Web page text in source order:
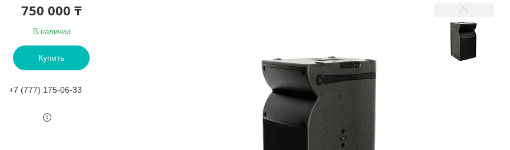
750 000 ₸
В наличии
Купить
+7 (777) 175-06-33